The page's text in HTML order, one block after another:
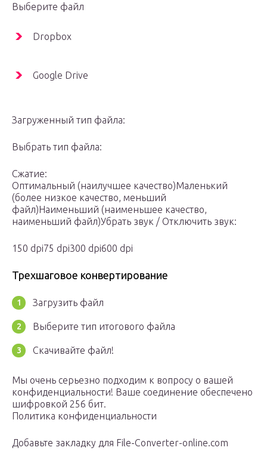
Выберите файл
Dropbox
Google Drive
Загруженный тип файла:
Выбрать тип файла:
Сжатие:
Оптимальный (наилучшее качество)Маленький
(более низкое качество, меньший
файл)Наименьший (наименьшее качество,
наименьший файл)Убрать звук / Отключить звук:
150 dpi75 dpi300 dpi600 dpi
Трехшаговое конвертирование
Загрузить файл
Выберите тип итогового файла
Скачивайте файл!
Мы очень серьезно подходим к вопросу о вашей
конфиденциальности! Ваше соединение обеспечено
шифровкой 256 бит.
Политика конфиденциальности
Добавьте закладку для File-Converter-online.com